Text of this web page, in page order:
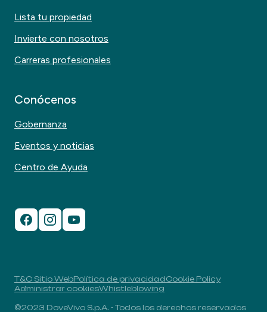
Lista tu propiedad
Invierte con nosotros
Carreras profesionales
Conócenos
Gobernanza
Eventos y noticias
Centro de Ayuda
T&C Sitio WebPolítica de privacidadCookie Policy
Administrar cookiesWhistleblowing
©2023 DoveVivo S.p.A. - Todos los derechos reservados